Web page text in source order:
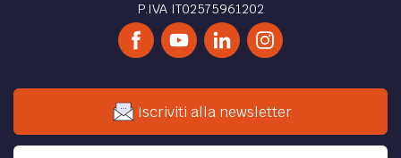
P.IVA IT02575961202
Iscriviti alla newsletter